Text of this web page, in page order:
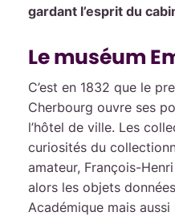
gardant l’esprit du
Le muséum
C’est en 1832 que le
Cherbourg ouvre ses
l’hôtel de ville. Les
curiosités du
amateur, François-
alors les objets
Académique mais